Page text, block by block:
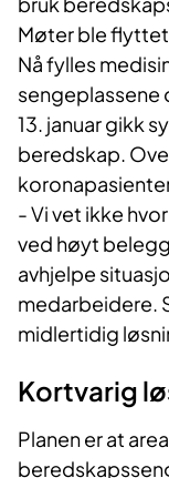
Møter ble
Nå fylles
sengeplassene
13. januar gikk
beredskap.
- Vi vet ikke
ved høyt
avhjelpe
medarbeidere.
midlertidig
Kortvarig
Planen er at